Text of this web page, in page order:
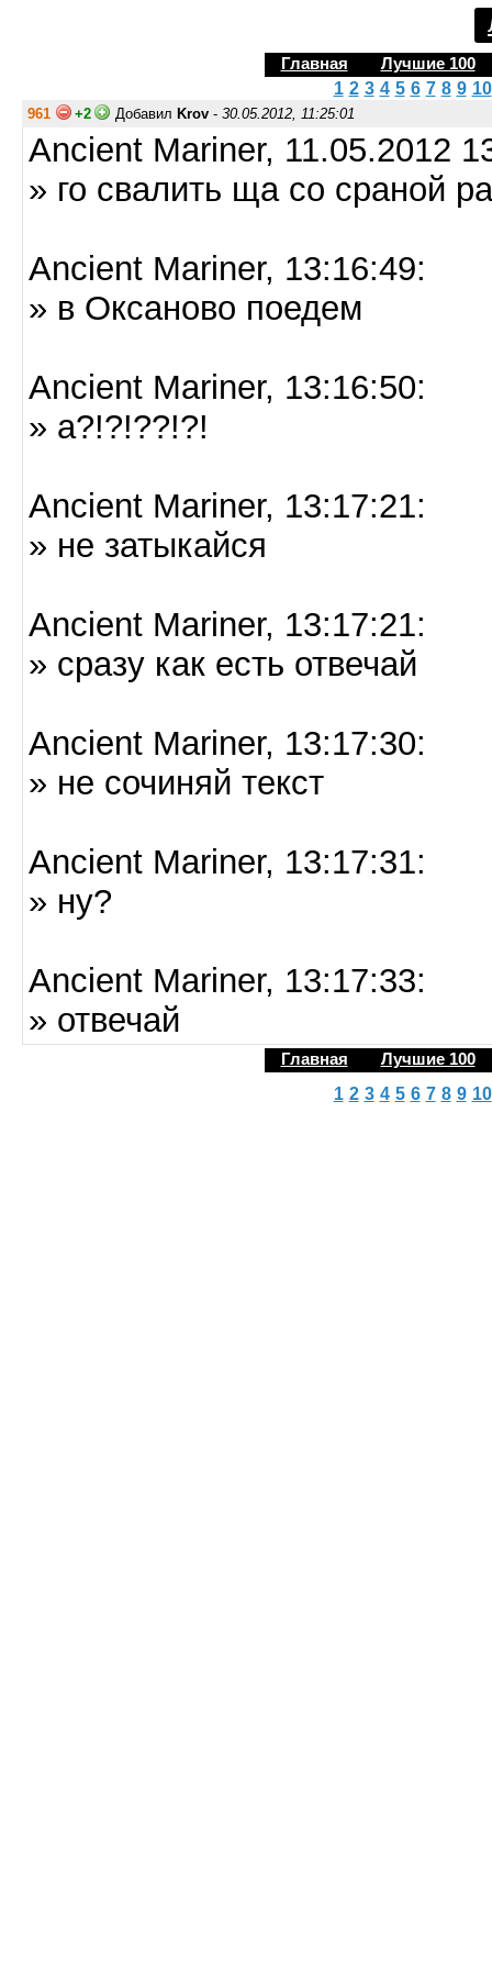
Главная Лучшие 100
1 2 3 4 5 6 7 8 9 10
961 +2 Добавил Krov - 30.05.2012, 11:25:01
Ancient Mariner, 11.05.2012
» го свалить ща со сраной
Ancient Mariner, 13:16:49:
» в Оксаново поедем
Ancient Mariner, 13:16:50:
» а?!?!??!?!
Ancient Mariner, 13:17:21:
» не затыкайся
Ancient Mariner, 13:17:21:
» сразу как есть отвечай
Ancient Mariner, 13:17:30:
» не сочиняй текст
Ancient Mariner, 13:17:31:
» ну?
Ancient Mariner, 13:17:33:
» отвечай
Главная Лучшие 100
1 2 3 4 5 6 7 8 9 10